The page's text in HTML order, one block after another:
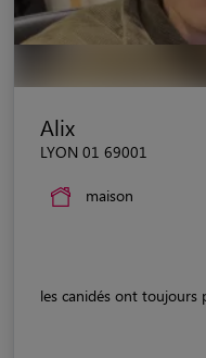
Alix
LYON 01 69001
maison
les canidés ont toujours